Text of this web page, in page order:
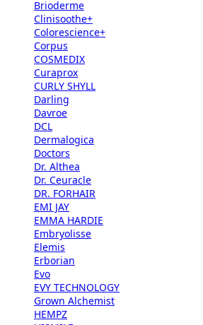
Brioderme
Clinisoothe+
Colorescience+
Corpus
COSMEDIX
Curaprox
CURLY SHYLL
Darling
Davroe
DCL
Dermalogica
Doctors
Dr. Althea
Dr. Ceuracle
DR. FORHAIR
EMI JAY
EMMA HARDIE
Embryolisse
Elemis
Erborian
Evo
EVY TECHNOLOGY
Grown Alchemist
HEMPZ